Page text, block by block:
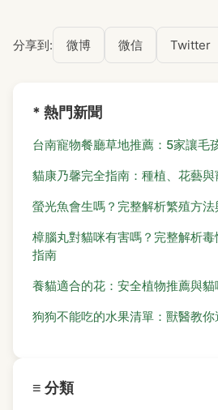
道可能會造成瘀傷。所以餵食
讓牠們直接從你手中取走的方式
人員的指示，就能安全地享受互
分享到: 微博 微信 Twitter
* 熱門新聞
台南寵物餐廳草地推薦：5家讓毛
貓康乃馨完全指南：種植、花藝
螢光魚會生嗎？完整解析繁殖方法
樟腦丸對貓咪有害嗎？完整解析
指南
養貓適合的花：安全植物推薦與
狗狗不能吃的水果清單：獸醫教
≡ 分類